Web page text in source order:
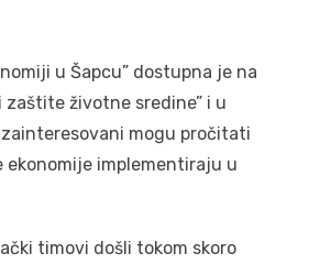
u Šapcu” dostupna je na
zaštite životne sredine” i u
mogu pročitati
implementiraju u
timovi došli tokom skoro